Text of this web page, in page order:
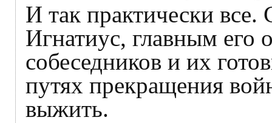
И так практически
Игнатиус, главным его
собеседников и их
путях прекращения
выжить.